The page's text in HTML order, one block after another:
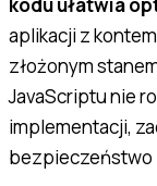
aplikacji z
złożonym
JavaScriptu nie
implementacji,
bezpieczeństwo